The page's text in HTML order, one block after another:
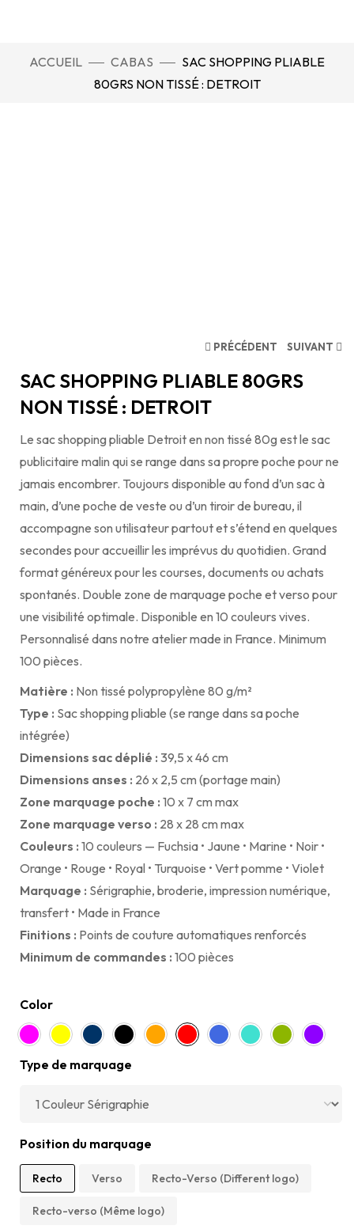
ACCUEIL CABAS
SAC SHOPPING PLIABLE
80GRS NON TISSÉ : DETROIT
PRÉCÉDENT SUIVANT
SAC SHOPPING PLIABLE 80GRS
NON TISSÉ : DETROIT
Le sac shopping pliable Detroit en non tissé 80g est le sac
publicitaire malin qui se range dans sa propre poche pour ne
jamais encombrer. Toujours disponible au fond d’un sac à
main, d’une poche de veste ou d’un tiroir de bureau, il
accompagne son utilisateur partout et s’étend en quelques
secondes pour accueillir les imprévus du quotidien. Grand
format généreux pour les courses, documents ou achats
spontanés. Double zone de marquage poche et verso pour
une visibilité optimale. Disponible en 10 couleurs vives.
Personnalisé dans notre atelier made in France. Minimum
100 pièces.
Matière : Non tissé polypropylène 80 g/m²
Type : Sac shopping pliable (se range dans sa poche
intégrée)
Dimensions sac déplié : 39,5 x 46 cm
Dimensions anses : 26 x 2,5 cm (portage main)
Zone marquage poche : 10 x 7 cm max
Zone marquage verso : 28 x 28 cm max
Couleurs : 10 couleurs — Fuchsia • Jaune • Marine • Noir •
Orange • Rouge • Royal • Turquoise • Vert pomme • Violet
Marquage : Sérigraphie, broderie, impression numérique,
transfert • Made in France
Finitions : Points de couture automatiques renforcés
Minimum de commandes : 100 pièces
Color
Type de marquage
Position du marquage
Recto Verso Recto-Verso (Different logo)
Recto-verso (Même logo)